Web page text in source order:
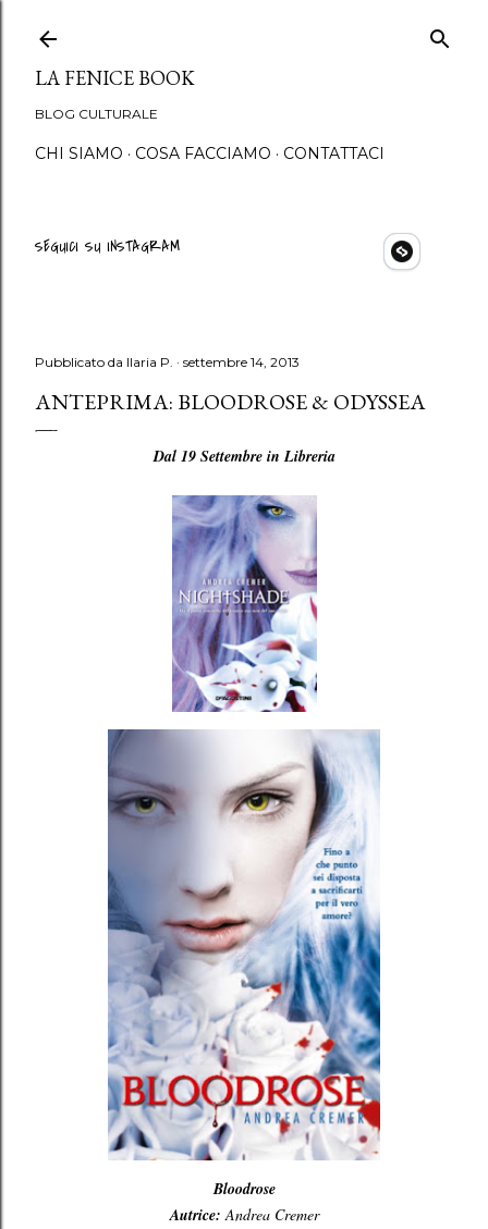
LA FENICE BOOK
BLOG CULTURALE
CHI SIAMO COSA FACCIAMO CONTATTACI
SEGUICI SU INSTAGRAM
Pubblicato da Ilaria P. settembre 14, 2013
ANTEPRIMA: BLOODROSE & ODYSSEA
Dal 19 Settembre in Libreria
Bloodrose
Autrice:Andrea Cremer